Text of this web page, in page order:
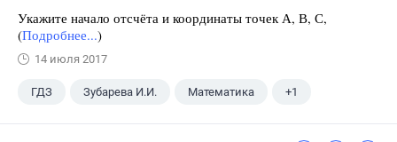
Укажите начало отсчёта и координаты точек А, В, С,
(Подробнее...)
14 июля 2017
ГДЗ Зубарева И.И. Математика +1